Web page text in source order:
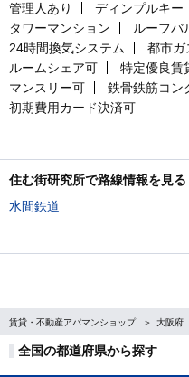
管理人あり
ディンプルキー
タワーマンション
ルーフバ
24時間換気システム
都市ガ
ルームシェア可
特定優良賃
マンスリー可
鉄骨鉄筋コン
初期費用カード決済可
住む街研究所で路線情報を見る
水間鉄道
賃貸・不動産アパマンショップ 大阪府
全国の都道府県から探す